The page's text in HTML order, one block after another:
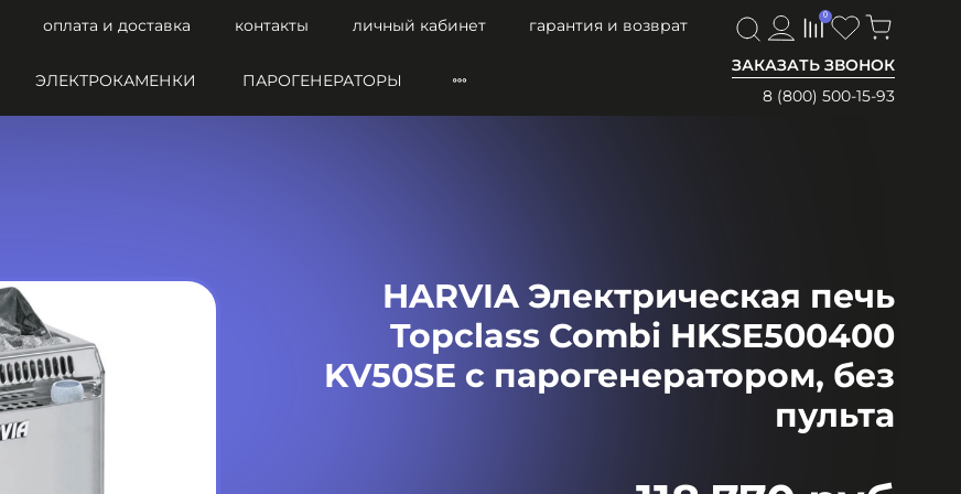
оплата и доставка контакты личный кабинет
гарантия и возврат
ЗАКАЗАТЬ ЗВОНОК
8 (800) 500-15-93
0
ЭЛЕКТРОКАМЕНКИ ПАРОГЕНЕРАТОРЫ
HARVIA Электрическая печь
Topclass Combi HKSE500400
KV50SE с парогенератором, без
пульта